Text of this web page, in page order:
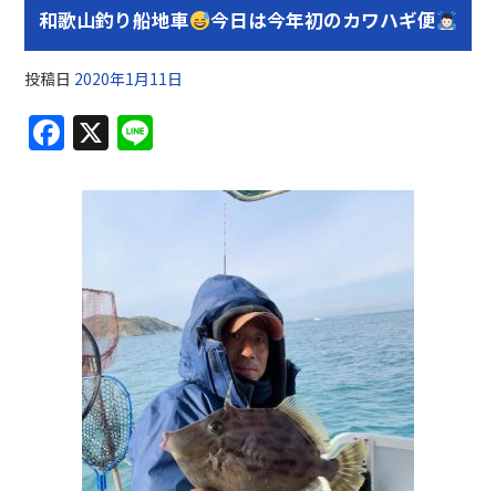
和歌山釣り船地車 今日は今年初のカワハギ便
投稿日 2020年1月11日
F
a
c
b
o
o
k
X
e